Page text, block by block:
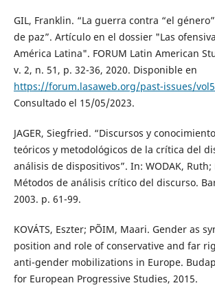
GIL, Franklin. “La guerra contra “el
de paz”. Artículo en el dossier "Las
América Latina". FORUM Latin American
v. 2, n. 51, p. 32-36, 2020. Disponible en
https://forum.lasaweb.org/past-issues/
Consultado el 15/05/2023.
JAGER, Siegfried. “Discursos y
teóricos y metodológicos de la crítica del
análisis de dispositivos”. In: WODAK, Ruth;
Métodos de análisis crítico del discurso.
2003. p. 61-99.
KOVÁTS, Eszter; PÕIM, Maari. Gender as
position and role of conservative and far
anti-gender mobilizations in Europe.
for European Progressive Studies, 2015.